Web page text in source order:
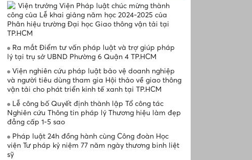
Viện trưởng Viện Pháp luật chúc mừng thành
công của Lễ khai giảng năm học 2024-2025 của
Phân hiệu trường Đại học Giao thông vận tải tại
TP.HCM
Ra mắt Điểm tư vấn pháp luật và trợ giúp pháp
lý tại trụ sở UBND Phường 6 Quận 4 TP.HCM
Viện nghiên cứu pháp luật bảo vệ doanh nghiệp
và người tiêu dùng tham gia Hội thảo về giao thông
vận tải cho phát triển kinh tế xanh tại TP.HCM
Lễ công bố Quyết định thành lập Tổ công tác
Nghiên cứu Thông tin pháp lý Thương hiệu làm đẹp
đẳng cấp 1-5 sao
Pháp luật 24h đồng hành cùng Công đoàn Học
viện Tư pháp kỷ niệm 77 năm ngày thương binh liệt
sỹ